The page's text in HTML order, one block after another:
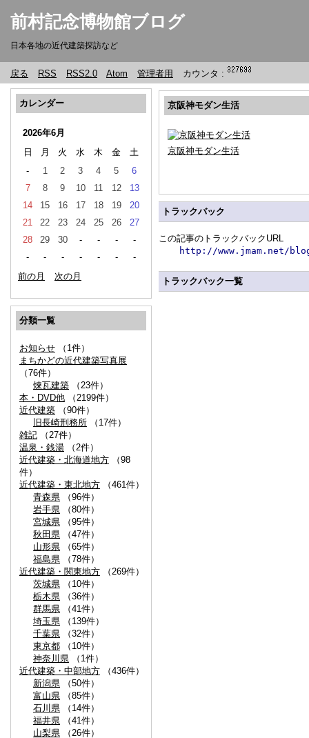
前村記念博物館ブログ
日本各地の近代建築探訪など
戻る RSS RSS2.0 Atom 管理者用 カウンタ :
カレンダー
2026年6月
日
月 火 水 木 金
土
-
1 2 3 4 5
6
7
8 9 10 11 12
13
14
15 16 17 18 19
20
21
22 23 24 25 26
27
28
29 30 - - -
-
-
- - - - -
-
前の月
次の月
分類一覧
お知らせ （1件）
まちかどの近代建築写真展
（76件）
煉瓦建築 （23件）
本・DVD他 （2199件）
近代建築 （90件）
旧長崎刑務所 （17件）
雑記 （27件）
温泉・銭湯 （2件）
近代建築・北海道地方 （98
件）
近代建築・東北地方 （461件）
青森県 （96件）
岩手県 （80件）
宮城県 （95件）
秋田県 （47件）
山形県 （65件）
福島県 （78件）
近代建築・関東地方 （269件）
茨城県 （10件）
栃木県 （36件）
群馬県 （41件）
埼玉県 （139件）
千葉県 （32件）
東京都 （10件）
神奈川県 （1件）
近代建築・中部地方 （436件）
新潟県 （50件）
富山県 （85件）
石川県 （14件）
福井県 （41件）
山梨県 （26件）
京阪神モダン生活
京阪神モダン生活
トラックバック
この記事のトラックバックURL
http://www.jmam.net/
トラックバック一覧